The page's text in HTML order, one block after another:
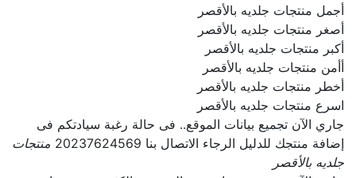
أجمل منتجات جلديه بالأقصر
أصغر منتجات جلديه بالأقصر
أكبر منتجات جلديه بالأقصر
أأمن منتجات جلديه بالأقصر
أخطر منتجات جلديه بالأقصر
اسرع منتجات جلديه بالأقصر
جاري الآن تجميع بيانات الموقع.. فى حالة رغبة سيادتكم فى
إضافة منتجك للدليل الرجاء الاتصال بنا 20237624569
منتجات
جلديه بالأقصر